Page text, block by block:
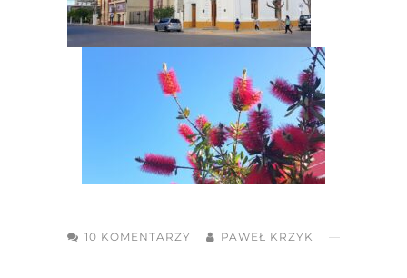
10 KOMENTARZY PAWEŁ KRZYK